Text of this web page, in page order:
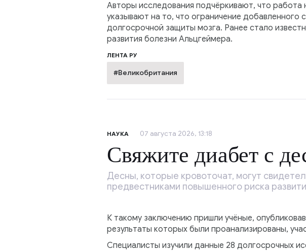
Авторы исследования подчёркивают, что работа
указывают на то, что ограничение
долгосрочной защиты мозга. Ранее стало
развития болезни Альцгеймера.
ЛЕНТА РУ
#Великобритания
НАУКА 07 августа 2026, 13:18
Свяжите диабет с
Десны, которые кровоточат, могут
предвестниками повышенного риска
К такому заключению пришли учёные,
результаты которых были проанализированы,
Специалисты изучили данные 28 долгосрочных